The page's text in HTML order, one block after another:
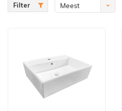
Filter
Meest